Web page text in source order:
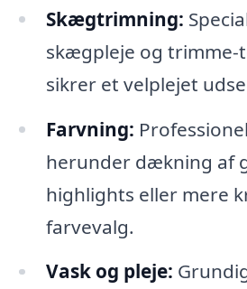
Skægtrimning:
skægpleje og trimme-
sikrer et velplejet
Farvning:
herunder dækning af
highlights eller mere
farvevalg.
Vask og pleje: